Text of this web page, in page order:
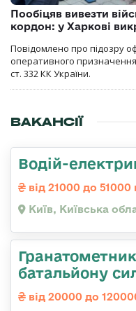
Пообіцяв вивезти
кордон: у Харкові
Повідомлено про підозру
оперативного призначення
ст. 332 КК України.
ВАКАНСІЇ
Водій-
від 21000 до 51000
Київ, Київська
батальйону
від 20000 до